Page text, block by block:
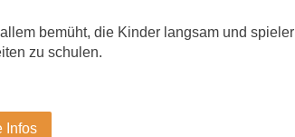
bemüht, die Kinder langsam und
zu schulen.
Infos